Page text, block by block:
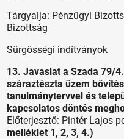
Tárgyalja: Pénzügyi
Bizottság
Sürgösségi indítványok
13. Javaslat a Szada 79/
száraztészta üzem
tanulmánytervvel és
kapcsolatos döntés
Előterjesztő: Pintér Lajos
melléklet 1,2, 3, 4.)